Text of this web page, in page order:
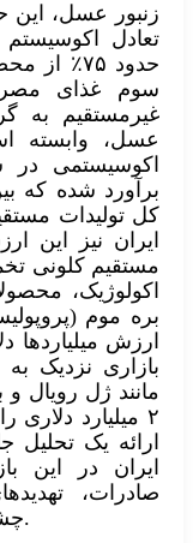
زنبور عسل، این
تعادل
حدود ۷۵٪
سوم غذای
غیرمستقیم به
عسل، وابسته
کل تولیدات
مستقیم کلونی
اکولوژیک،
بره موم
ارزش میلیاردها
مانند ژل رویال
۲ میلیارد
ارائه یک تحلیل
ایران در این
صادرات،
چشم‌انداز آینده تا سال 2026 می‌پردازد.